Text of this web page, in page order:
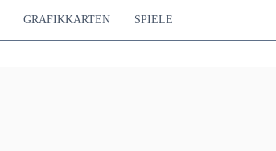
GRAFIKKARTEN SPIELE